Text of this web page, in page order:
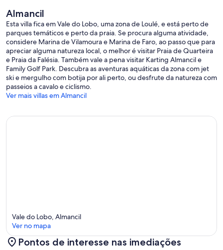
Almancil
Esta villa fica em Vale do Lobo, uma zona de Loulé, e está perto de
parques temáticos e perto da praia. Se procura alguma atividade,
considere Marina de Vilamoura e Marina de Faro, ao passo que para
apreciar alguma natureza local, o melhor é visitar Praia de Quarteira
e Praia da Falésia. Também vale a pena visitar Karting Almancil e
Family Golf Park. Descubra as aventuras aquáticas da zona com jet
ski e mergulho com botija por ali perto, ou desfrute da natureza com
passeios a cavalo e ciclismo.
Ver mais villas em Almancil
Vale do Lobo, Almancil
Ver no mapa
Pontos de interesse nas imediações